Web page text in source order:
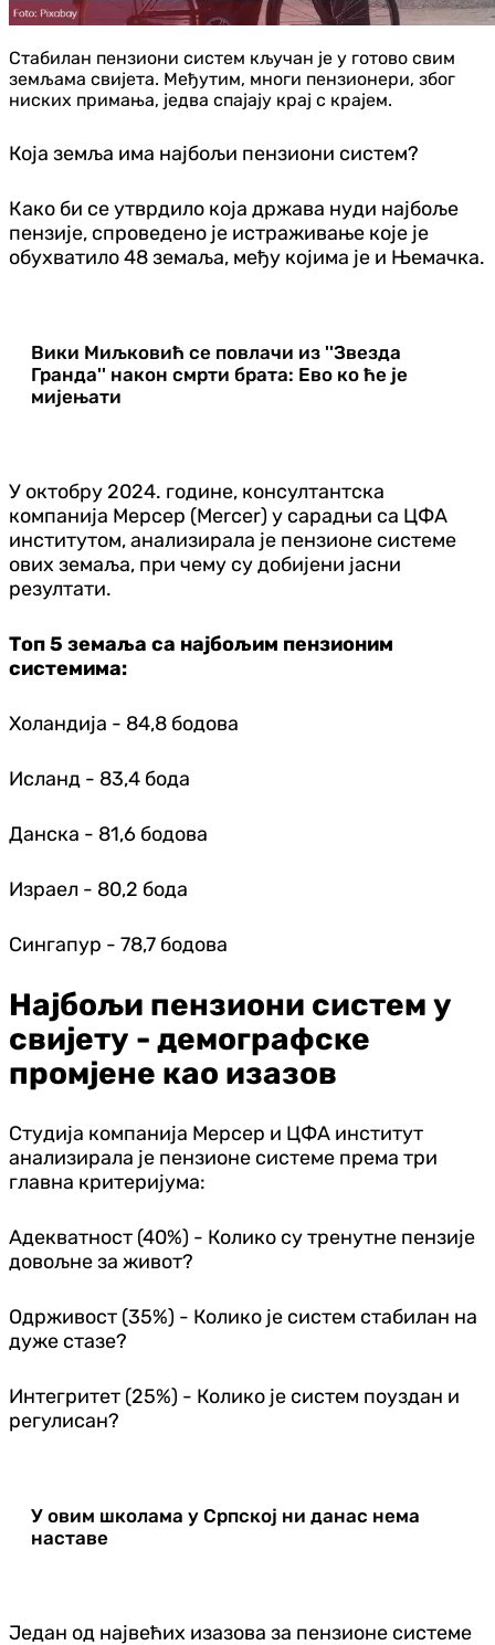
Стабилан пензиони систем кључан је у готово свим
земљама свијета. Међутим, многи пензионери, због
ниских примања, једва спајају крај с крајем.
Која земља има најбољи пензиони систем?
Како би се утврдило која држава нуди најбоље
пензије, спроведено је истраживање које је
обухватило 48 земаља, међу којима је и Њемачка.
Вики Миљковић се повлачи из ''Звезда
Гранда'' након смрти брата: Ево ко ће је
мијењати
У октобру 2024. године, консултантска
компанија Мерсер (Mercer) у сарадњи са ЦФА
институтом, анализирала је пензионе системе
ових земаља, при чему су добијени јасни
резултати.
Топ 5 земаља са најбољим пензионим
системима:
Холандија - 84,8 бодова
Исланд - 83,4 бода
Данска - 81,6 бодова
Израел - 80,2 бода
Сингапур - 78,7 бодова
Најбољи пензиони систем у
свијету - демографске
промјене као изазов
Студија компанија Мерсер и ЦФА институт
анализирала је пензионе системе према три
главна критеријума:
Адекватност (40%) - Колико су тренутне пензије
довољне за живот?
Одрживост (35%) - Колико је систем стабилан на
дуже стазе?
Интегритет (25%) - Колико је систем поуздан и
регулисан?
У овим школама у Српској ни данас нема
наставе
Један од највећих изазова за пензионе системе